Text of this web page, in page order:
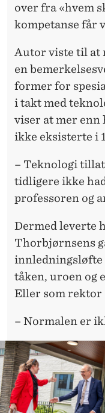
over fra «hvem
kompetanse får
Autor viste til at
en
former for
i takt med
viser at mer enn
ikke eksisterte i
– Teknologi
tidligere ikke
professoren og
Dermed leverte
Thorbjørnsens
innledningsløfte
tåken, uroen og
Eller som rektor
– Normalen er